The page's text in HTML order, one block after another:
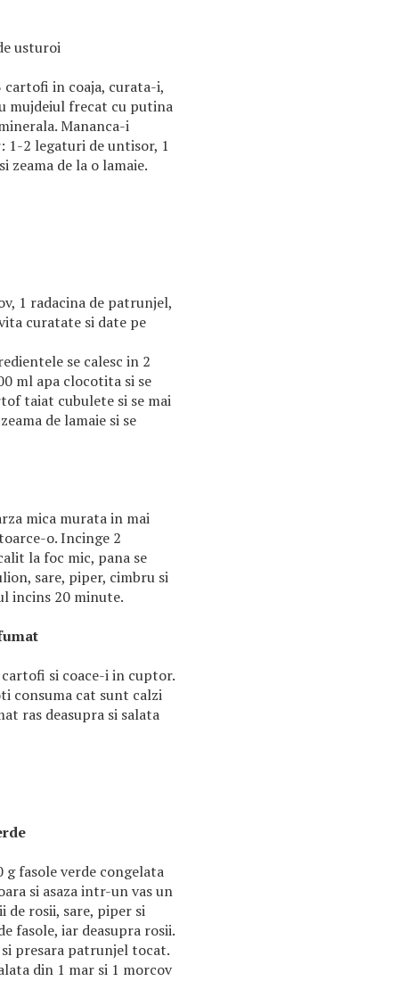
usturoi
in coaja, curata-i,
mujdeiul frecat cu putina
Mananca-i
1-2 legaturi de untisor, 1
zeama de la o lamaie.
1 radacina de patrunjel,
curatate si date pe
se calesc in 2
ml apa clocotita si se
taiat cubulete si se mai
de lamaie si se
mica murata in mai
o. Incinge 2
la foc mic, pana se
sare, piper, cimbru si
incins 20 minute.
si coace-i in cuptor.
consuma cat sunt calzi
ras deasupra si salata
g fasole verde congelata
si asaza intr-un vas un
rosii, sare, piper si
fasole, iar deasupra rosii.
presara patrunjel tocat.
din 1 mar si 1 morcov